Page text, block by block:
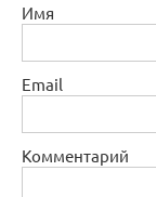
Имя
Email
Комментарий